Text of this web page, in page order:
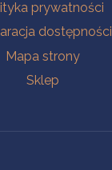
prywatności
dostępności
Mapa strony
Sklep